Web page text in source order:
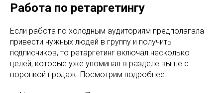
Работа по ретаргетингу
Если работа по холодным аудиториям предполагала
привести нужных людей в группу и получить
подписчиков, то ретаргетинг включал несколько
целей, которые уже упоминал в разделе выше с
воронкой продаж. Посмотрим подробнее.